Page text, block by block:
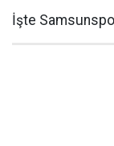
İşte